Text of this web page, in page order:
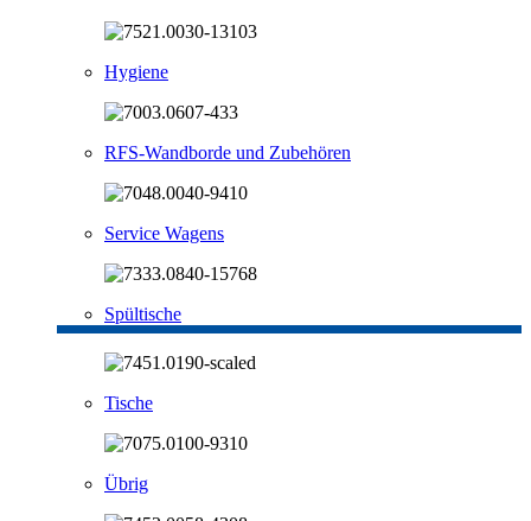
Hygiene
RFS-Wandborde und Zubehören
Service Wagens
Spültische
Tische
Übrig